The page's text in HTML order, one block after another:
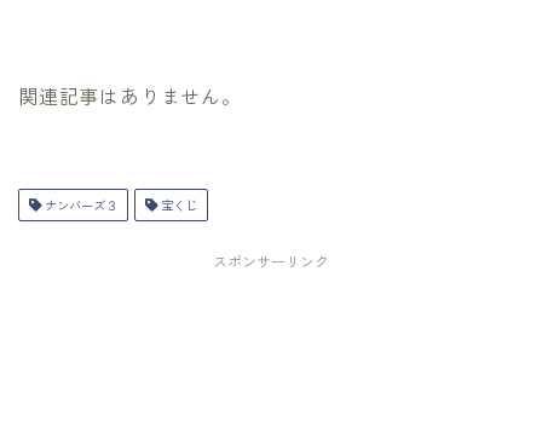
関連記事はありません。
ナンバーズ３ 宝くじ
スポンサーリンク